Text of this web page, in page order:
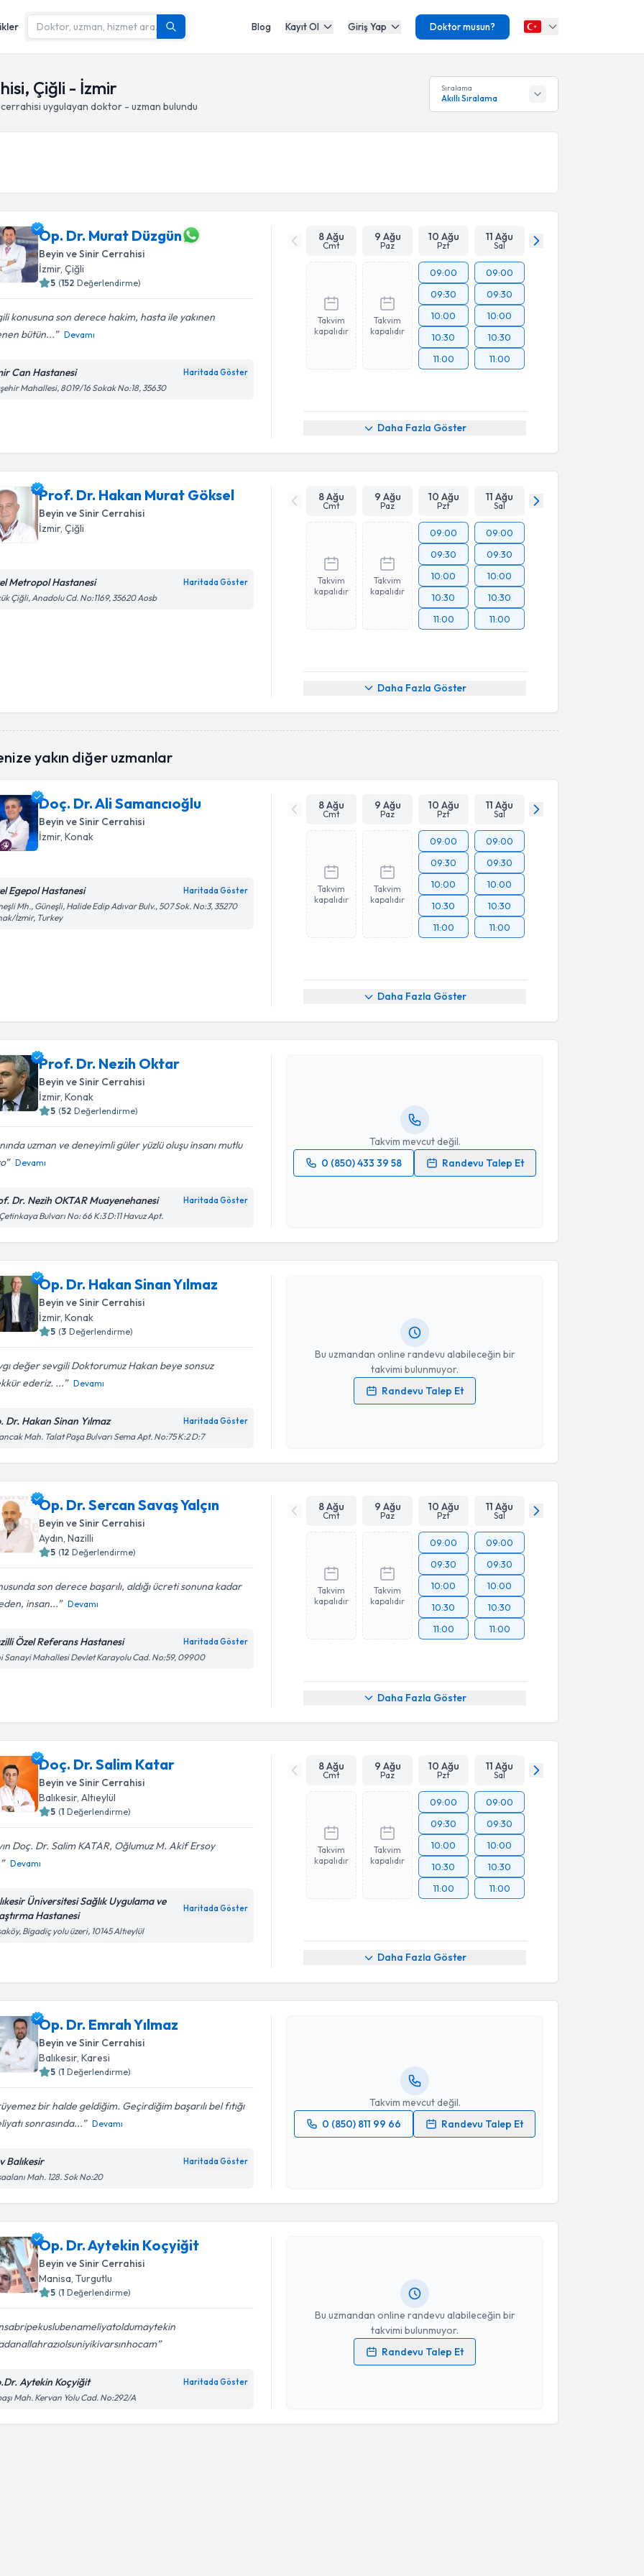
Blog Kayıt Ol Giriş Yap Doktor musun?
Çiğli - İzmir
uygulayan doktor - uzman bulundu
Sıralama
Akıllı Sıralama
Op. Dr. Murat Düzgün
Beyin ve Sinir Cerrahisi
İzmir, Çiğli
5 (152 Değerlendirme)
konusuna son derece hakim, hasta ile yakınen
bütün...
Devamı
Can Hastanesi Haritada Göster
Mahallesi, 8019/16 Sokak No:18, 35630
8 Ağu
Cmt
9 Ağu
Paz
10 Ağu
Pzt
11 Ağu
Sal
Takvim
kapalıdır
Takvim
kapalıdır
09:00
09:30
10:00
10:30
11:00
09:00
09:30
10:00
10:30
11:00
Daha Fazla Göster
Prof. Dr. Hakan Murat Göksel
Beyin ve Sinir Cerrahisi
İzmir, Çiğli
Metropol Hastanesi Haritada Göster
Çiğli, Anadolu Cd. No:1169, 35620 Aosb
8 Ağu
Cmt
9 Ağu
Paz
10 Ağu
Pzt
11 Ağu
Sal
Takvim
kapalıdır
Takvim
kapalıdır
09:00
09:30
10:00
10:30
11:00
09:00
09:30
10:00
10:30
11:00
Daha Fazla Göster
yakın diğer uzmanlar
Doç. Dr. Ali Samancıoğlu
Beyin ve Sinir Cerrahisi
İzmir, Konak
Egepol Hastanesi Haritada Göster
Mh., Güneşli, Halide Edip Adıvar Bulv., 507 Sok. No:3, 35270
İzmir, Turkey
8 Ağu
Cmt
9 Ağu
Paz
10 Ağu
Pzt
11 Ağu
Sal
Takvim
kapalıdır
Takvim
kapalıdır
09:00
09:30
10:00
10:30
11:00
09:00
09:30
10:00
10:30
11:00
Daha Fazla Göster
Prof. Dr. Nezih Oktar
Beyin ve Sinir Cerrahisi
İzmir, Konak
5 (52 Değerlendirme)
uzman ve deneyimli güler yüzlü oluşu insanı mutlu
Devamı
Dr. Nezih OKTAR Muayenehanesi Haritada Göster
Bulvarı No: 66 K:3 D:11 Havuz Apt.
Takvim mevcut değil.
0 (850) 433 39 58
Randevu Talep Et
Randevu Takvimi Talebi
Prof. Dr. Nezih Oktar
Takvim Talebini Gönder
Op. Dr. Hakan Sinan Yılmaz
Beyin ve Sinir Cerrahisi
İzmir, Konak
5 (3 Değerlendirme)
değer sevgili Doktorumuz Hakan beye sonsuz
ederiz. ...
Devamı
Dr. Hakan Sinan Yılmaz Haritada Göster
Mah. Talat Paşa Bulvarı Sema Apt. No:75 K:2 D:7
Bu uzmandan online randevu alabileceğin bir
takvimi bulunmuyor.
Randevu Talep Et
Randevu Takvimi Talebi
Op. Dr. Hakan Sinan Yılmaz
Kişisel verilerimin işlenmesine ilişkinAydınlatma Metni
Takvim Talebini Gönder
Op. Dr. Sercan Savaş Yalçın
Beyin ve Sinir Cerrahisi
Aydın , Nazilli
5 (12 Değerlendirme)
son derece başarılı, aldığı ücreti sonuna kadar
insan...
Devamı
Özel Referans Hastanesi Haritada Göster
Sanayi Mahallesi Devlet Karayolu Cad. No:59, 09900
8 Ağu
Cmt
9 Ağu
Paz
10 Ağu
Pzt
11 Ağu
Sal
Takvim
kapalıdır
Takvim
kapalıdır
09:00
09:30
10:00
10:30
11:00
09:00
09:30
10:00
10:30
11:00
Daha Fazla Göster
Doç. Dr. Salim Katar
Beyin ve Sinir Cerrahisi
Balıkesir, Altıeylül
5 (1 Değerlendirme)
Doç. Dr. Salim KATAR, Oğlumuz M. Akif Ersoy
Devamı
Üniversitesi Sağlık Uygulama ve
Hastanesi
Haritada Göster
Bigadiç yolu üzeri, 10145 Altıeylül
8 Ağu
Cmt
9 Ağu
Paz
10 Ağu
Pzt
11 Ağu
Sal
Takvim
kapalıdır
Takvim
kapalıdır
09:00
09:30
10:00
10:30
11:00
09:00
09:30
10:00
10:30
11:00
Daha Fazla Göster
Op. Dr. Emrah Yılmaz
Beyin ve Sinir Cerrahisi
Balıkesir, Karesi
5 (1 Değerlendirme)
bir halde geldiğim. Geçirdiğim başarılı bel fıtığı
sonrasında...
Devamı
Balıkesir Haritada Göster
Mah. 128. Sok No:20
Takvim mevcut değil.
0 (850) 811 99 66
Randevu Talep Et
Randevu Takvimi Talebi
Op. Dr. Emrah Yılmaz
Takvim Talebini Gönder
Op. Dr. Aytekin Koçyiğit
Beyin ve Sinir Cerrahisi
Manisa , Turgutlu
5 (1 Değerlendirme)
Aytekin Koçyiğit Haritada Göster
Mah. Kervan Yolu Cad. No:292/A
Bu uzmandan online randevu alabileceğin bir
takvimi bulunmuyor.
Randevu Talep Et
Randevu Takvimi Talebi
Op. Dr. Aytekin Koçyiğit
Kişisel verilerimin işlenmesine ilişkinAydınlatma Metni